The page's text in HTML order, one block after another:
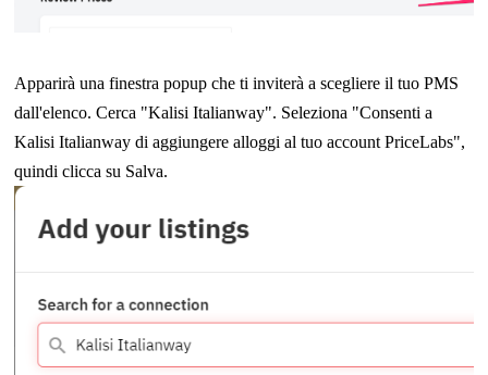
Apparirà una finestra popup che ti inviterà a scegliere il tuo PMS
dall'elenco. Cerca "Kalisi Italianway". Seleziona "Consenti a
Kalisi Italianway di aggiungere alloggi al tuo account PriceLabs",
quindi clicca su Salva.